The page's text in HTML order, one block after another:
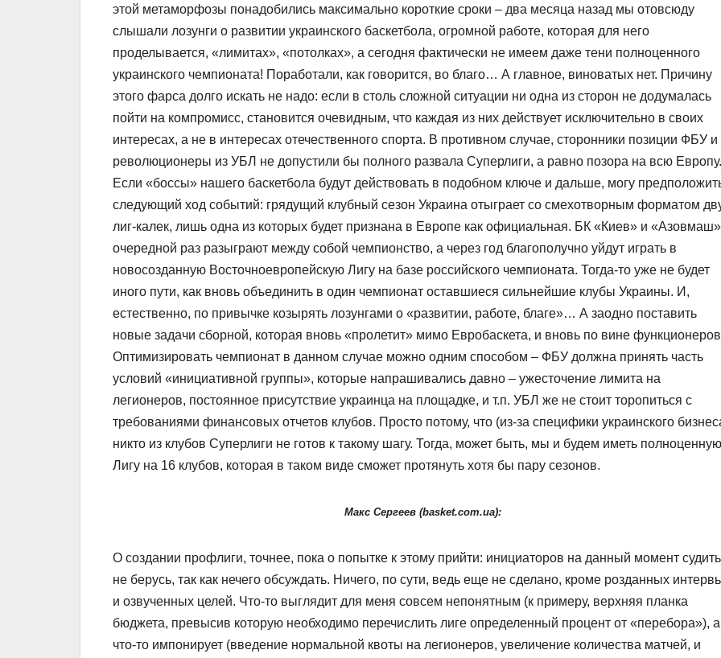
этой метаморфозы понадобились максимально короткие сроки – два месяца назад мы отовсюду
слышали лозунги о развитии украинского баскетбола, огромной работе, которая для него
проделывается, «лимитах», «потолках», а сегодня фактически не имеем даже тени полноценного
украинского чемпионата! Поработали, как говорится, во благо… А главное, виноватых нет. Причину
этого фарса долго искать не надо: если в столь сложной ситуации ни одна из сторон не додумалась
пойти на компромисс, становится очевидным, что каждая из них действует исключительно в своих
интересах, а не в интересах отечественного спорта. В противном случае, сторонники позиции ФБУ и
революционеры из УБЛ не допустили бы полного развала Суперлиги, а равно позора на всю Европу.
Если «боссы» нашего баскетбола будут действовать в подобном ключе и дальше, могу
следующий ход событий: грядущий клубный сезон Украина отыграет со смехотворным форматом
лиг-калек, лишь одна из которых будет признана в Европе как официальная. БК «Киев» и
очередной раз разыграют между собой чемпионство, а через год благополучно уйдут играть в
новосозданную Восточноевропейскую Лигу на базе российского чемпионата. Тогда-то уже не будет
иного пути, как вновь объединить в один чемпионат оставшиеся сильнейшие клубы Украины. И,
естественно, по привычке козырять лозунгами о «развитии, работе, благе»… А заодно поставить
новые задачи сборной, которая вновь «пролетит» мимо Евробаскета, и вновь по вине
Оптимизировать чемпионат в данном случае можно одним способом – ФБУ должна принять часть
условий «инициативной группы», которые напрашивались давно – ужесточение лимита на
легионеров, постоянное присутствие украинца на площадке, и т.п. УБЛ же не стоит торопиться с
требованиями финансовых отчетов клубов. Просто потому, что (из-за специфики украинского
никто из клубов Суперлиги не готов к такому шагу. Тогда, может быть, мы и будем иметь полноценную
Лигу на 16 клубов, которая в таком виде сможет протянуть хотя бы пару сезонов.
Макс Сергеев (basket.com.ua):
О создании профлиги, точнее, пока о попытке к этому прийти: инициаторов на данный момент судить
не берусь, так как нечего обсуждать. Ничего, по сути, ведь еще не сделано, кроме розданных
и озвученных целей. Что-то выглядит для меня совсем непонятным (к примеру, верхняя планка
бюджета, превысив которую необходимо перечислить лиге определенный процент от «перебора»), а
что-то импонирует (введение нормальной квоты на легионеров, увеличение количества матчей, и